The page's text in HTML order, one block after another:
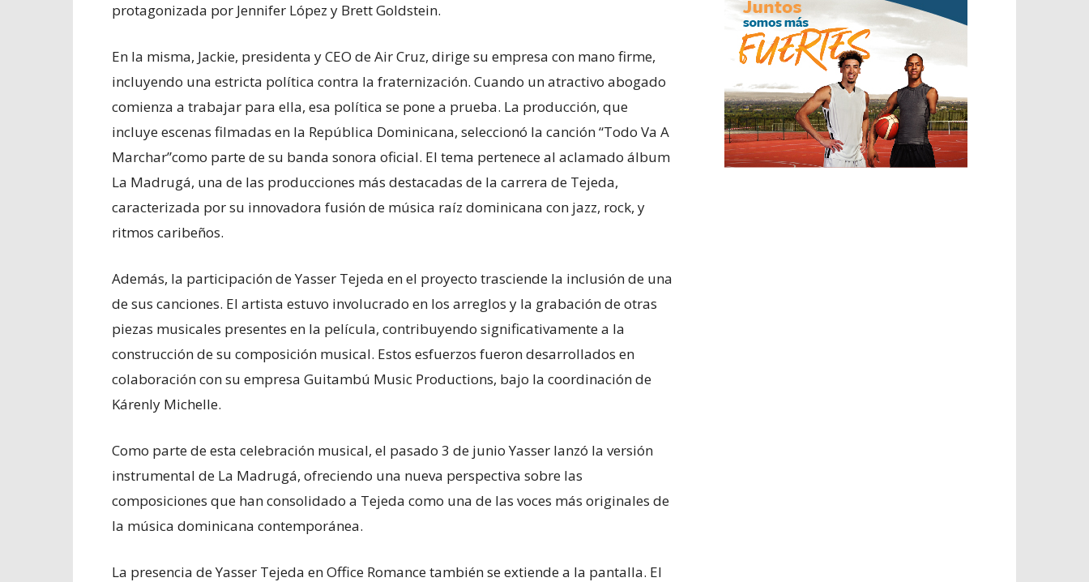
protagonizada por Jennifer López y Brett Goldstein.
En la misma, Jackie, presidenta y CEO de Air Cruz, dirige su empresa con mano firme,
incluyendo una estricta política contra la fraternización. Cuando un atractivo abogado
comienza a trabajar para ella, esa política se pone a prueba. La producción, que
incluye escenas filmadas en la República Dominicana, seleccionó la canción “Todo Va A
Marchar”como parte de su banda sonora oficial. El tema pertenece al aclamado álbum
La Madrugá, una de las producciones más destacadas de la carrera de Tejeda,
caracterizada por su innovadora fusión de música raíz dominicana con jazz, rock, y
ritmos caribeños.
Además, la participación de Yasser Tejeda en el proyecto trasciende la inclusión de una
de sus canciones. El artista estuvo involucrado en los arreglos y la grabación de otras
piezas musicales presentes en la película, contribuyendo significativamente a la
construcción de su composición musical. Estos esfuerzos fueron desarrollados en
colaboración con su empresa Guitambú Music Productions, bajo la coordinación de
Kárenly Michelle.
Como parte de esta celebración musical, el pasado 3 de junio Yasser lanzó la versión
instrumental de La Madrugá, ofreciendo una nueva perspectiva sobre las
composiciones que han consolidado a Tejeda como una de las voces más originales de
la música dominicana contemporánea.
La presencia de Yasser Tejeda en Office Romance también se extiende a la pantalla. El